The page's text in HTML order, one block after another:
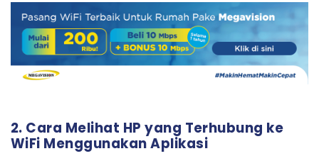
2. Cara Melihat HP yang Terhubung ke
WiFi Menggunakan Aplikasi